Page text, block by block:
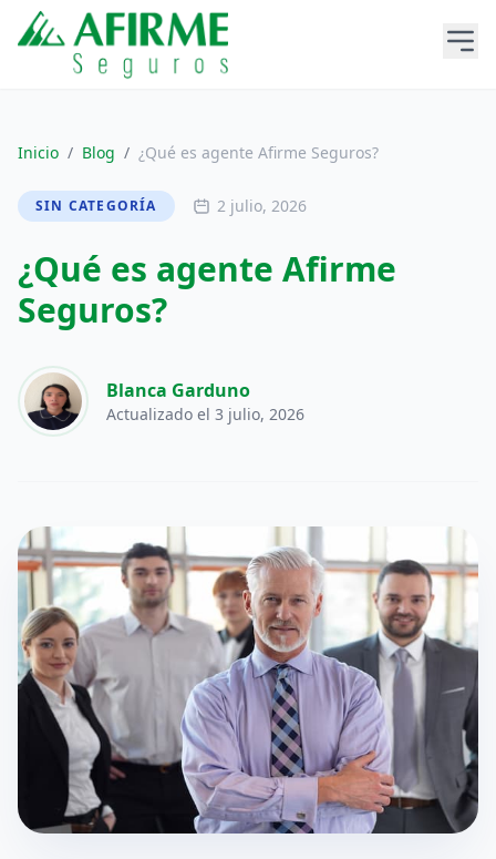
Inicio / Blog / ¿Qué es agente Afirme Seguros?
SIN CATEGORÍA 2 julio, 2026
¿Qué es agente Afirme
Seguros?
Blanca Garduno
Actualizado el 3 julio, 2026